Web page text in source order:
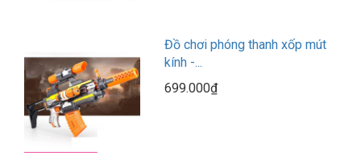
Đồ chơi phóng thanh xốp mút
kính -...
699.000₫